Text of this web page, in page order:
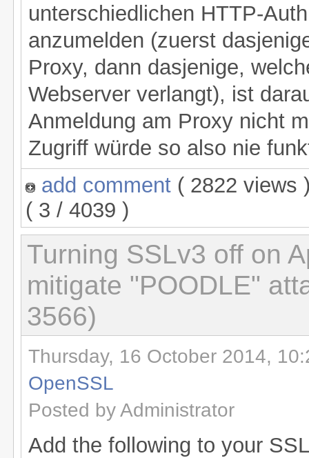
unterschiedlichen HTTP-
anzumelden (zuerst
Proxy, dann dasjenige,
Webserver verlangt), ist
Anmeldung am Proxy nicht
Zugriff würde so also nie
add comment ( 2822
( 3 / 4039 )
Turning SSLv3 off on
mitigate "POODLE"
3566)
Thursday, 16 October 2014,
OpenSSL
Posted by Administrator
Add the following to your